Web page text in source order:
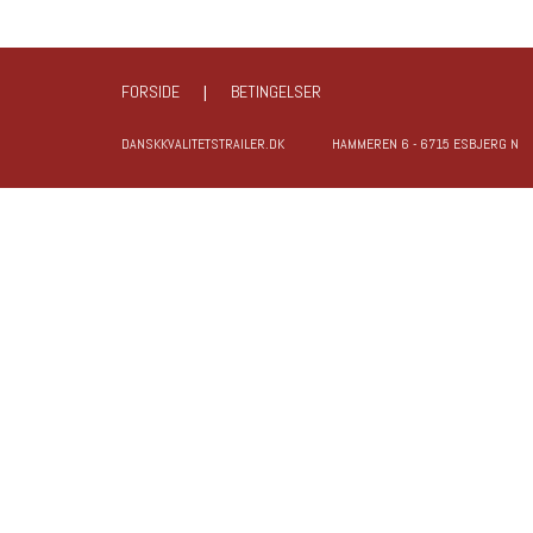
FORSIDE | BETINGELSER
DANSKKVALITETSTRAILER.DK HAMMEREN 6 - 6715 ESBJERG N